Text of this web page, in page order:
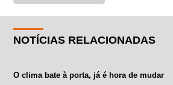
NOTÍCIAS RELACIONADAS
O clima bate à porta, já é hora de mudar